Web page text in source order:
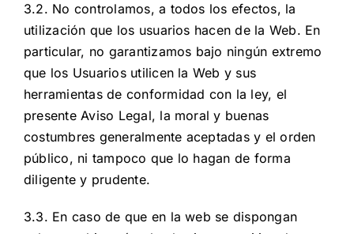
3.2. No controlamos, a todos los efectos, la
utilización que los usuarios hacen de la Web. En
particular, no garantizamos bajo ningún extremo
que los Usuarios utilicen la Web y sus
herramientas de conformidad con la ley, el
presente Aviso Legal, la moral y buenas
costumbres generalmente aceptadas y el orden
público, ni tampoco que lo hagan de forma
diligente y prudente.
3.3. En caso de que en la web se dispongan